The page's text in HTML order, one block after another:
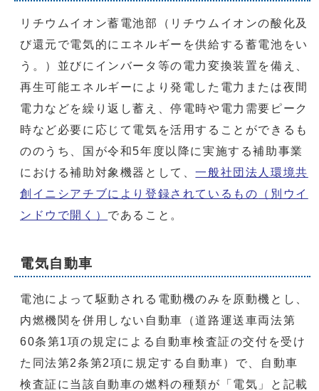
リチウムイオン蓄電池部（リチウムイオンの酸化及
び還元で電気的にエネルギーを供給する蓄電池をい
う。）並びにインバータ等の電力変換装置を備え、
再生可能エネルギーにより発電した電力または夜間
電力などを繰り返し蓄え、停電時や電力需要ピーク
時など必要に応じて電気を活用することができるも
ののうち、国が令和5年度以降に実施する補助事業
における補助対象機器として、一般社団法人環境共
創イニシアチブにより登録されているもの （別ウイ
ンドウで開く） であること。
電気自動車
電池によって駆動される電動機のみを原動機とし、
内燃機関を併用しない自動車（道路運送車両法第
60条第1項の規定による自動車検査証の交付を受け
た同法第2条第2項に規定する自動車）で、自動車
検査証に当該自動車の燃料の種類が「電気」と記載